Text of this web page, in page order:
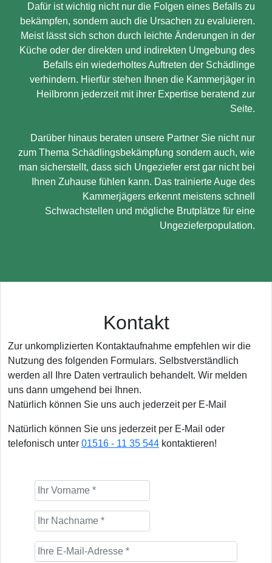
Dafür ist wichtig nicht nur die Folgen eines Befalls zu
bekämpfen, sondern auch die Ursachen zu evaluieren.
Meist lässt sich schon durch leichte Änderungen in der
Küche oder der direkten und indirekten Umgebung des
Befalls ein wiederholtes Auftreten der Schädlinge
verhindern. Hierfür stehen Ihnen die Kammerjäger in
Heilbronn jederzeit mit ihrer Expertise beratend zur
Seite.
Darüber hinaus beraten unsere Partner Sie nicht nur
zum Thema Schädlingsbekämpfung sondern auch, wie
man sicherstellt, dass sich Ungeziefer erst gar nicht bei
Ihnen Zuhause fühlen kann. Das trainierte Auge des
Kammerjägers erkennt meistens schnell
Schwachstellen und mögliche Brutplätze für eine
Ungezieferpopulation.
Kontakt
Zur unkomplizierten Kontaktaufnahme empfehlen wir die
Nutzung des folgenden Formulars. Selbstverständlich
werden all Ihre Daten vertraulich behandelt. Wir melden
uns dann umgehend bei Ihnen.
Natürlich können Sie uns auch jederzeit per E-Mail
Natürlich können Sie uns jederzeit per E-Mail oder
telefonisch unter 01516 - 11 35 544 kontaktieren!